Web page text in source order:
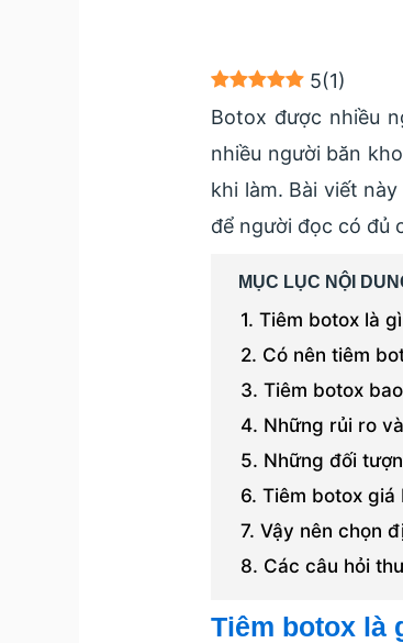
5(1)
Botox được nhiều
nhiều người băn
khi làm. Bài viết
để người đọc có đủ
MỤC LỤC NỘI
Tiêm botox là
Có nên tiêm
Tiêm botox
Những rủi ro
Những đối
Tiêm botox giá
Vậy nên chọn
Các câu hỏi
Tiêm botox là